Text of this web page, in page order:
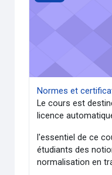
Normes et
Le cours est
licence
l'essentiel de ce
étudiants des
normalisation en